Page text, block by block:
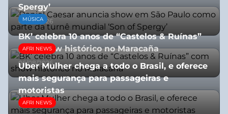
Spergy’
05/08/2026
MÚSICA
BK’ celebra 10 anos de “Castelos & Ruínas”
com show histórico no Maracaña
06/08/2026
AFRI NEWS
Uber Mulher chega a todo o Brasil, e oferece
mais segurança para passageiras e
motoristas
10/07/2026
AFRI NEWS